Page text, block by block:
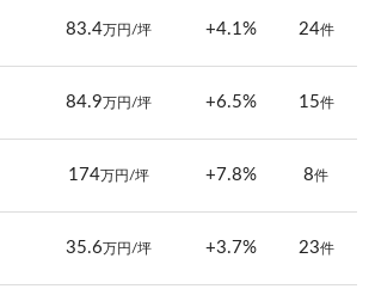
83.4万円/坪 +4.1% 24件
84.9万円/坪 +6.5% 15件
174万円/坪 +7.8% 8件
35.6万円/坪 +3.7% 23件